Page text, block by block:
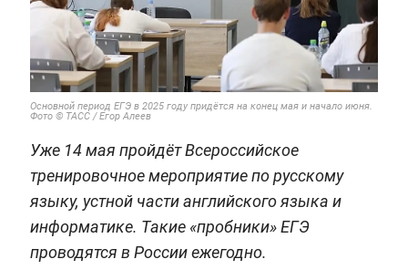
Основной период ЕГЭ в 2025 году придётся на конец мая и начало июня.
Фото © ТАСС / Егор Алеев
Уже 14 мая пройдёт Всероссийское
тренировочное мероприятие по русскому
языку, устной части английского языка и
информатике. Такие «пробники» ЕГЭ
проводятся в России ежегодно.